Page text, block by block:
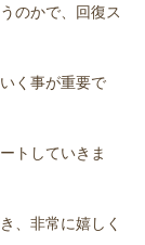
のかで、回復ス
く事が重要で
トしていきま
、非常に嬉しく